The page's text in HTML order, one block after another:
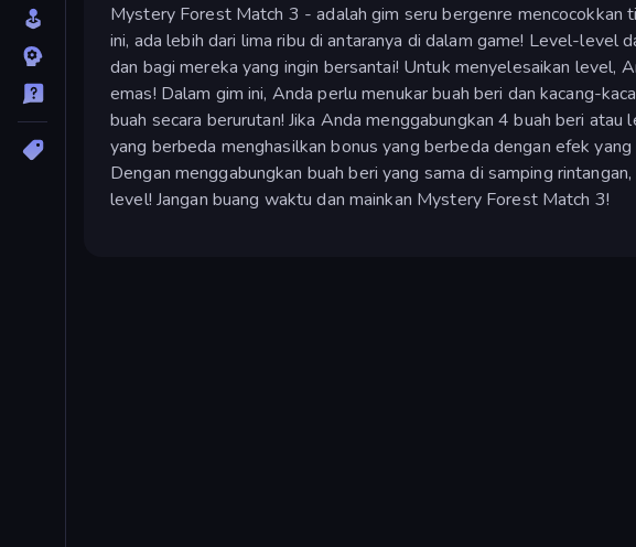
Mystery Forest Match 3 - adalah gim seru bergenre mencocokkan
ini, ada lebih dari lima ribu di antaranya di dalam game! Level-level
dan bagi mereka yang ingin bersantai! Untuk menyelesaikan level,
emas! Dalam gim ini, Anda perlu menukar buah beri dan kacang-
buah secara berurutan! Jika Anda menggabungkan 4 buah beri
yang berbeda menghasilkan bonus yang berbeda dengan efek
Dengan menggabungkan buah beri yang sama di samping
level! Jangan buang waktu dan mainkan Mystery Forest Match 3!